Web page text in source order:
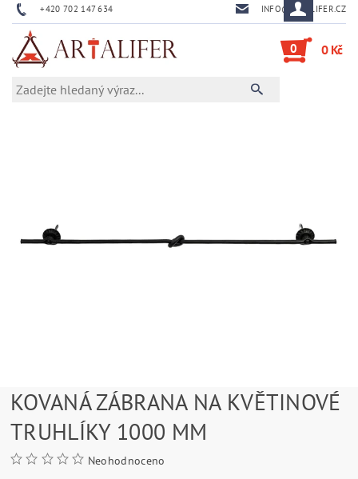
+420 702 147 634 INFO@ARTALIFER.CZ
0 0 Kč
KOVANÁ ZÁBRANA NA KVĚTINOVÉ
TRUHLÍKY 1000 MM
Neohodnoceno